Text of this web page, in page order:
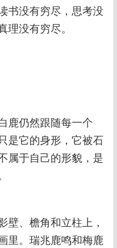
书没有穷尽，思考没
理没有穷尽。
鹿仍然跟随每一个
是它的身形，它被石
属于自己的形貌，是
壁、檐角和立柱上，
里。瑞兆鹿鸣和梅鹿